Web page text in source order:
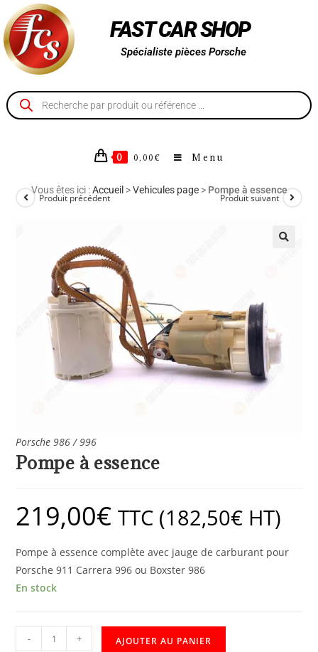
FAST CAR SHOP
Spécialiste pièces Porsche
0 0,00 € Menu
Vous êtes ici :Accueil >Vehicules page> Pompe à essence
Produit précédent Produit suivant
Porsche 986 / 996
Pompe à essence
219,00€ TTC (182,50€ HT)
Pompe à essence complète avec jauge de carburant pour
Porsche 911 Carrera 996 ou Boxster 986
En stock
- + AJOUTER AU PANIER